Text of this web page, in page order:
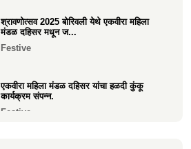
श्रावणोत्सव 2025 बोरिवली येथे एकवीरा महिला
मंडळ दहिसर मधून ज...
Festive
एकवीरा महिला मंडळ दहिसर यांचा हळदी कुंकू
कार्यक्रम संपन्न.
Festive